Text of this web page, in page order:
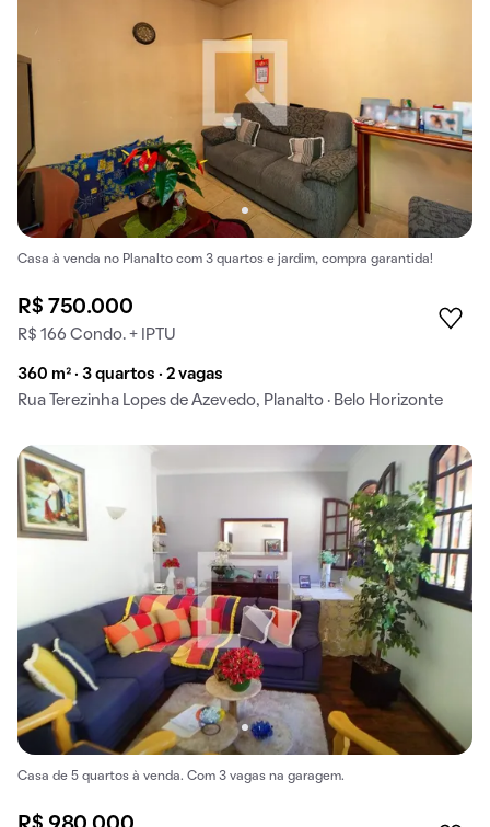
Casa à venda no Planalto com 3 quartos e jardim, compra garantida!
R$ 750.000
R$ 166 Condo. + IPTU
360 m² · 3 quartos · 2 vagas
Rua Terezinha Lopes de Azevedo, Planalto · Belo Horizonte
Casa de 5 quartos à venda. Com 3 vagas na garagem.